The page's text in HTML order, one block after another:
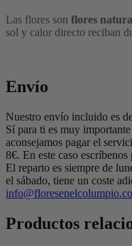
Las flores son flores
sol y calor directo reciban
Envío
Nuestro envío incluido es
Sí para ti es muy
aconsejamos pagar el
8€. En este caso
El reparto es siempre de
el sábado, tiene un coste
Productos